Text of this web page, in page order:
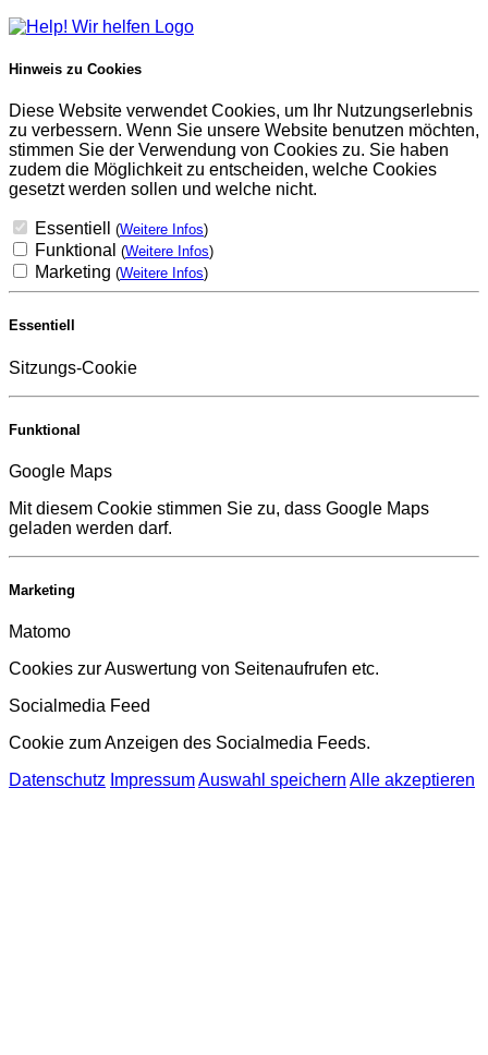
Hinweis zu Cookies
Diese Website verwendet Cookies, um Ihr Nutzungserlebnis
zu verbessern. Wenn Sie unsere Website benutzen möchten,
stimmen Sie der Verwendung von Cookies zu. Sie haben
zudem die Möglichkeit zu entscheiden, welche Cookies
gesetzt werden sollen und welche nicht.
Essentiell (Weitere Infos)
Funktional (Weitere Infos)
Marketing (Weitere Infos)
Essentiell
Sitzungs-Cookie
Funktional
Google Maps
Mit diesem Cookie stimmen Sie zu, dass Google Maps
geladen werden darf.
Marketing
Matomo
Cookies zur Auswertung von Seitenaufrufen etc.
Socialmedia Feed
Cookie zum Anzeigen des Socialmedia Feeds.
Datenschutz ImpressumAuswahl speichern Alle akzeptieren